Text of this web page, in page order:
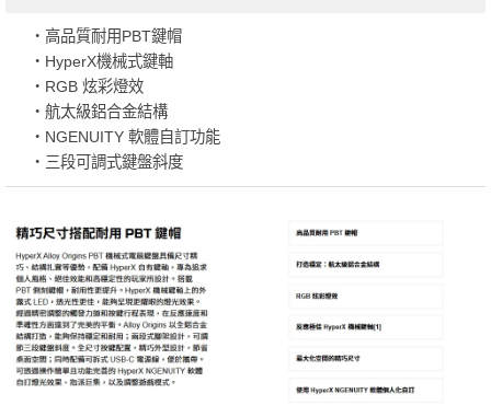
・高品質耐用PBT鍵帽
・HyperX機械式鍵軸
・RGB 炫彩燈效
・航太級鋁合金結構
・NGENUITY 軟體自訂功能
・三段可調式鍵盤斜度